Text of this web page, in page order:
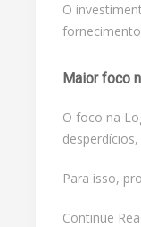
O
Maior foco
O foco na
Para isso,
Continue